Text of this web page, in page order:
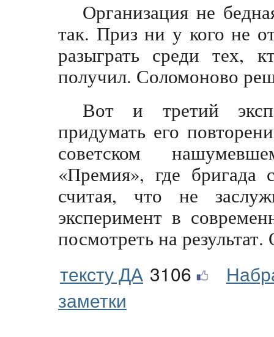
Организация не
так. Приз ни у кого не
разыграть среди тех,
получил. Соломоново
Вот и третий
придумать его
советском
«Премия», где бригада
считая, что не
эксперимент в
посмотреть на
тексту ДА 3106
заметки